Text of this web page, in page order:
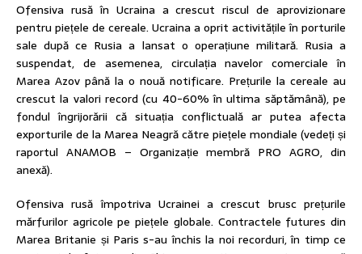
Ofensiva rusă în Ucraina a crescut riscul de aprovizionare
pentru piețele de cereale. Ucraina a oprit activitățile în porturile
sale după ce Rusia a lansat o operațiune militară. Rusia a
suspendat, de asemenea, circulația navelor comerciale în
Marea Azov până la o nouă notificare. Prețurile la cereale au
crescut la valori record (cu 40-60% în ultima săptămână), pe
fondul îngrijorării că situația conflictuală ar putea afecta
exporturile de la Marea Neagră către piețele mondiale (vedeți și
raportul ANAMOB – Organizație membră PRO AGRO, din
anexă).
Ofensiva rusă împotriva Ucrainei a crescut brusc prețurile
mărfurilor agricole pe piețele globale. Contractele futures din
Marea Britanie și Paris s-au închis la noi recorduri, în timp ce